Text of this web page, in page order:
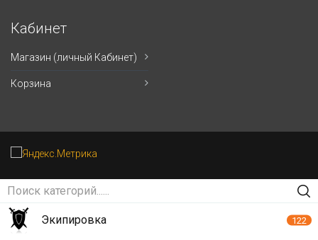
Кабинет
Магазин (личный Кабинет)
Корзина
Экипировка 122